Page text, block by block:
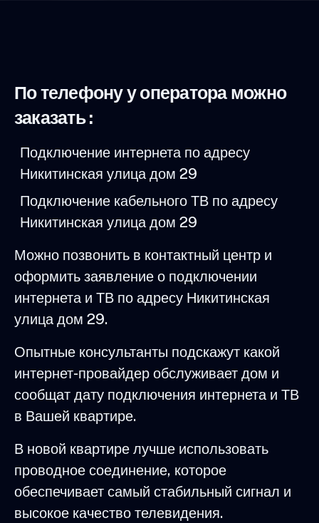
По телефону у оператора можно
заказать :
Подключение интернета по адресу
Никитинская улица дом 29
Подключение кабельного ТВ по адресу
Никитинская улица дом 29
Можно позвонить в контактный центр и
оформить заявление о подключении
интернета и ТВ по адресу Никитинская
улица дом 29.
Опытные консультанты подскажут какой
интернет-провайдер обслуживает дом и
сообщат дату подключения интернета и ТВ
в Вашей квартире.
В новой квартире лучше использовать
проводное соединение, которое
обеспечивает самый стабильный сигнал и
высокое качество телевидения.